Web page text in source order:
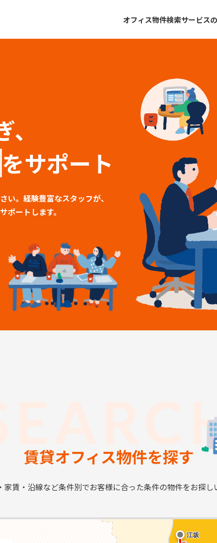
オフィス物件検索サービス
をサポート
い。経験豊富なスタッフが、
ポートします。
賃貸オフィス物件を探す
家賃・沿線など条件別でお客様に合った条件の物件をお探し